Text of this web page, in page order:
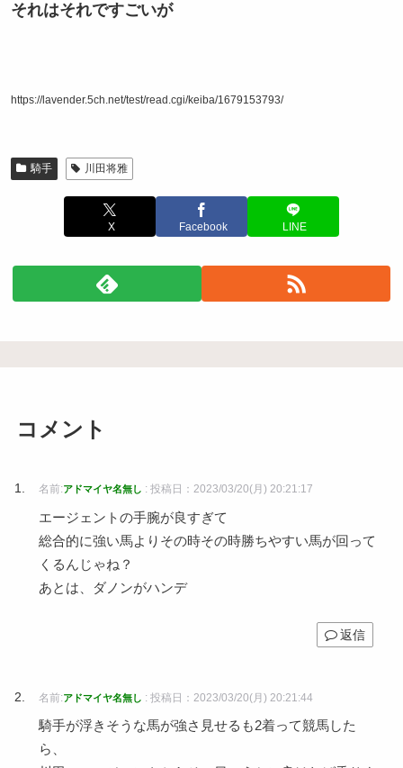
それはそれですごいが
https://lavender.5ch.net/test/read.cgi/keiba/1679153793/
騎手 川田将雅
X Facebook LINE
コメント
名前:アドマイヤ名無し : 投稿日：2023/03/20(月) 20:21:17
エージェントの手腕が良すぎて
総合的に強い馬よりその時その時勝ちやすい馬が回って
くるんじゃね？
あとは、ダノンがハンデ
返信
名前:アドマイヤ名無し : 投稿日：2023/03/20(月) 20:21:44
騎手が浮きそうな馬が強さ見せるも2着って競馬した
ら、